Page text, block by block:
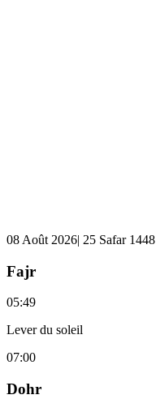
08 Août 2026| 25 Safar 1448
Fajr
05:49
Lever du soleil
07:00
Dohr